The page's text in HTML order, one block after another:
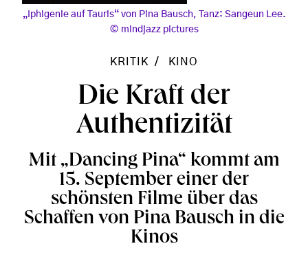
„Iphigenie auf Tauris“ von Pina Bausch, Tanz: Sangeun Lee.
mindjazz pictures
KRITIK KINO
Die Kraft der
Authentizität
Mit „Dancing Pina“ kommt am
15. September einer der
schönsten Filme über das
Schaffen von Pina Bausch in die
Kinos